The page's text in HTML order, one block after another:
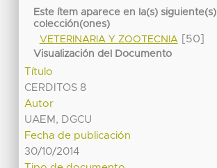
Este ítem aparece en la(s) siguiente(s)
colección(ones)
VETERINARIA Y ZOOTECNIA [50]
Visualización del Documento
Título
CERDITOS 8
Autor
UAEM, DGCU
Fecha de publicación
30/10/2014